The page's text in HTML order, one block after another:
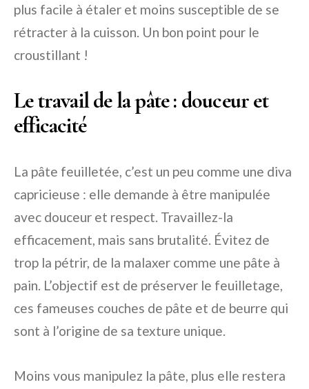
plus facile à étaler et moins susceptible de se
rétracter à la cuisson. Un bon point pour le
croustillant !
Le travail de la pâte : douceur et
efficacité
La pâte feuilletée, c’est un peu comme une diva
capricieuse : elle demande à être manipulée
avec douceur et respect. Travaillez-la
efficacement, mais sans brutalité. Évitez de
trop la pétrir, de la malaxer comme une pâte à
pain. L’objectif est de préserver le feuilletage,
ces fameuses couches de pâte et de beurre qui
sont à l’origine de sa texture unique.
Moins vous manipulez la pâte, plus elle restera